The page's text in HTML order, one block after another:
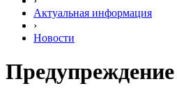
Актуальная информация
›
Новости